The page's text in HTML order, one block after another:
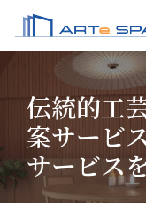
コ
ツ
へ
ス
伝統的工
案サービ
サービス